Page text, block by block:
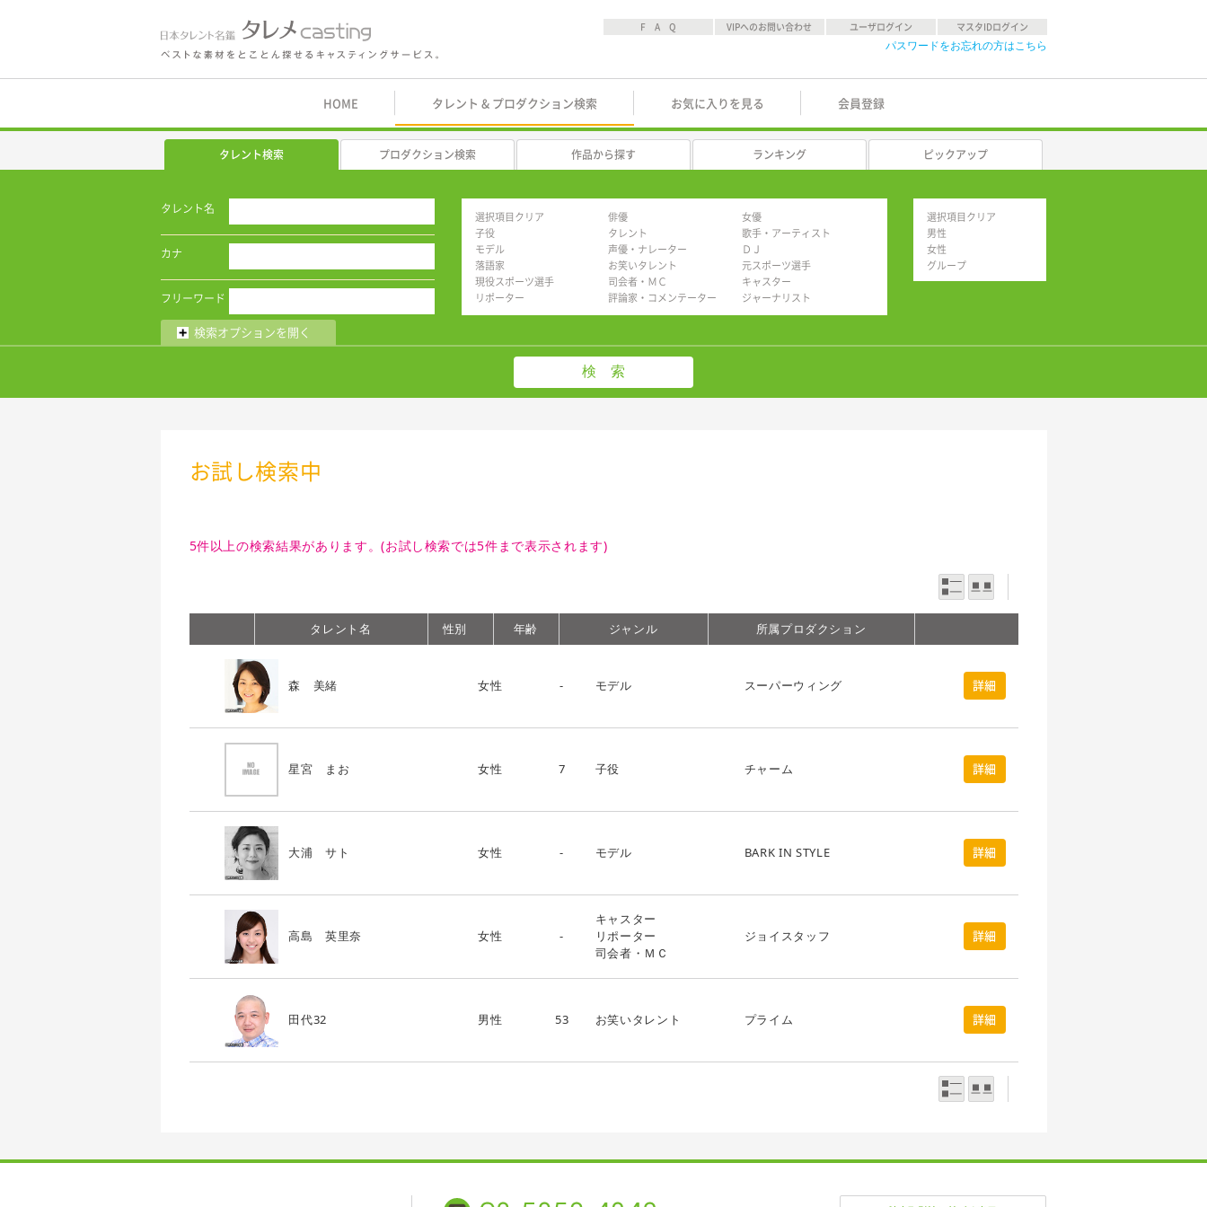
F A Q VIPへのお問い合わせ ユーザログイン マスタIDログイン
パスワードをお忘れの方はこちら
HOME タレント & プロダクション検索 お気に入りを見る 会員登録
タレント検索 プロダクション検索 作品から探す ランキング ピックアップ
タレント名
カナ
フリーワード
選択項目クリア 俳優
女優
子役
タレント
歌手・アーティスト
モデル
声優・ナレーター
ＤＪ
落語家
お笑いタレント
元スポーツ選手
現役スポーツ選手
司会者・ＭＣ
キャスター
リポーター
評論家・コメンテーター ジャーナリスト
選択項目クリア
男性
女性
グループ
検索オプションを開く
お試し検索中
5件以上の検索結果があります。(お試し検索では5件まで表示されます)
一覧表示写真表示
タレント名 性別 年齢 ジャンル 所属プロダクション
森 美緒 女性 - モデル スーパーウィング 詳細
星宮 まお 女性 7 子役 チャーム 詳細
大浦 サト 女性 - モデル BARK IN STYLE 詳細
高島 英里奈 女性 -
キャスター
リポーター
司会者・ＭＣ
ジョイスタッフ 詳細
田代32 男性 53 お笑いタレント プライム 詳細
一覧表示写真表示